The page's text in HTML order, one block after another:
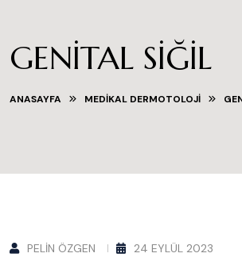
GENITAL SIĞIL
ANASAYFA MEDIKAL DERMOTOLOJI
PELIN ÖZGEN 24 EYLÜL 2023